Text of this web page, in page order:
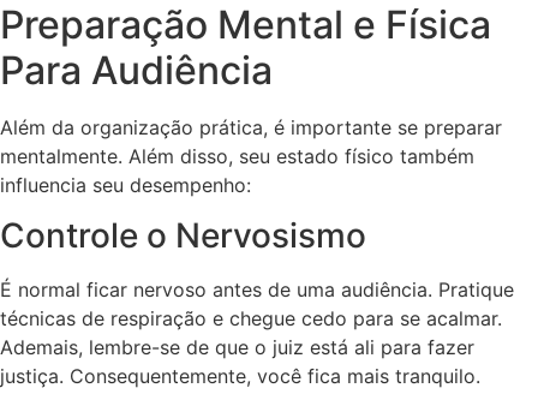
Preparação Mental e Física
Para Audiência
Além da organização prática, é importante se preparar
mentalmente. Além disso, seu estado físico também
influencia seu desempenho:
Controle o Nervosismo
É normal ficar nervoso antes de uma audiência. Pratique
técnicas de respiração e chegue cedo para se acalmar.
Ademais, lembre-se de que o juiz está ali para fazer
justiça. Consequentemente, você fica mais tranquilo.